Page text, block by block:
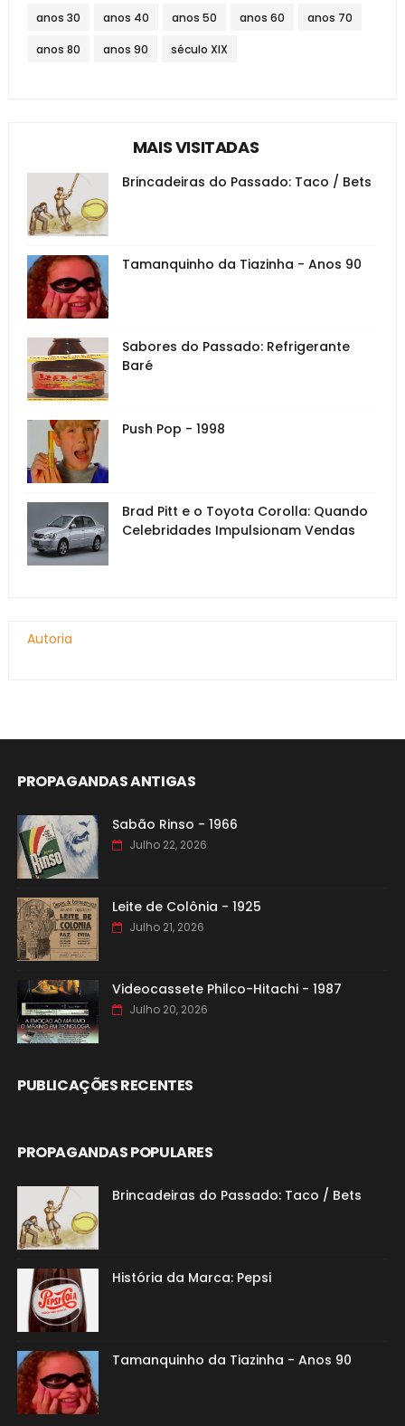
anos 30 anos 40 anos 50 anos 60 anos 70
anos 80 anos 90 século XIX
MAIS VISITADAS
Brincadeiras do Passado: Taco / Bets
Tamanquinho da Tiazinha - Anos 90
Sabores do Passado: Refrigerante
Baré
Push Pop - 1998
Brad Pitt e o Toyota Corolla: Quando
Celebridades Impulsionam Vendas
Autoria
PROPAGANDAS ANTIGAS
Sabão Rinso - 1966
Julho 22, 2026
Leite de Colônia - 1925
Julho 21, 2026
Videocassete Philco-Hitachi - 1987
Julho 20, 2026
PUBLICAÇÕES RECENTES
PROPAGANDAS POPULARES
Brincadeiras do Passado: Taco / Bets
História da Marca: Pepsi
Tamanquinho da Tiazinha - Anos 90